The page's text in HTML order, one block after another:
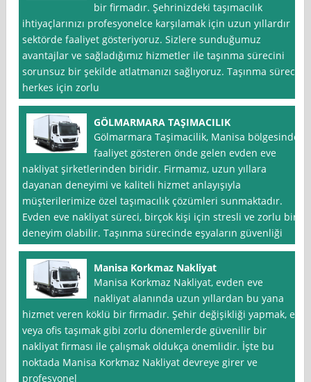
bir firmadır. Şehrinizdeki taşımacılık
ihtiyaçlarınızı profesyonelce karşılamak için uzun yıllardır
sektörde faaliyet gösteriyoruz. Sizlere sunduğumuz
avantajlar ve sağladığımız hizmetler ile taşınma sürecini
sorunsuz bir şekilde atlatmanızı sağlıyoruz. Taşınma süreci
herkes için zorlu
GÖLMARMARA TAŞIMACILIK
Gölmarmara Taşimacilik, Manisa bölgesinde
faaliyet gösteren önde gelen evden eve
nakliyat şirketlerinden biridir. Firmamız, uzun yıllara
dayanan deneyimi ve kaliteli hizmet anlayışıyla
müşterilerimize özel taşımacılık çözümleri sunmaktadır.
Evden eve nakliyat süreci, birçok kişi için stresli ve zorlu bir
deneyim olabilir. Taşınma sürecinde eşyaların güvenliği
Manisa Korkmaz Nakliyat
Manisa Korkmaz Nakliyat, evden eve
nakliyat alanında uzun yıllardan bu yana
hizmet veren köklü bir firmadır. Şehir değişikliği yapmak, ev
veya ofis taşımak gibi zorlu dönemlerde güvenilir bir
nakliyat firması ile çalışmak oldukça önemlidir. İşte bu
noktada Manisa Korkmaz Nakliyat devreye girer ve
profesyonel